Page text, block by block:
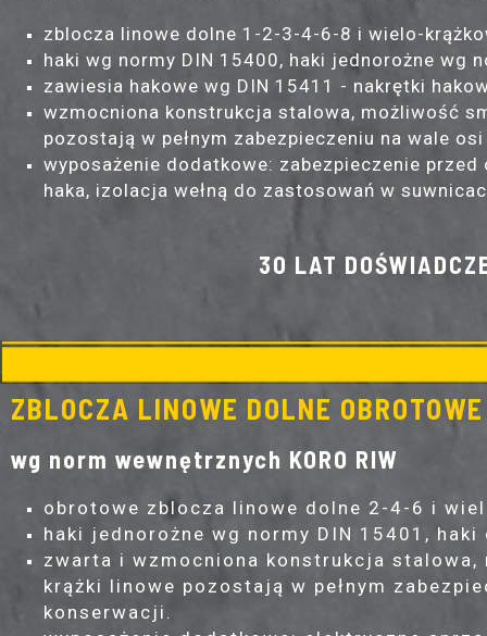
ZBLOCZA LINOWE DOLNE
wg norm wewnętrznych KORO RIW
obrotowe zblocza linowe dolne 2-4-6 i
haki jednorożne wg normy DIN 15401,
zwarta i wzmocniona konstrukcja stalowa,
krążki linowe pozostają w pełnym
konserwacji.
zblocza linowe dolne 1-2-3-4-6-8 i wielo-
haki wg normy DIN 15400, haki jednorożne wg
zawiesia hakowe wg DIN 15411 - nakrętki
wzmocniona konstrukcja stalowa, możliwość
pozostają w pełnym zabezpieczeniu na wale
wyposażenie dodatkowe: zabezpieczenie
haka, izolacja wełną do zastosowań w
30 LAT